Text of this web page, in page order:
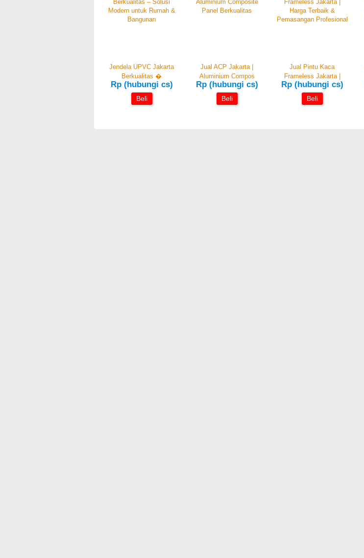
Jendela UPVC Jakarta
Berkualitas �
Rp (hubungi cs)
Beli
Jual ACP Jakarta |
Aluminium Compos
Rp (hubungi cs)
Beli
Jual Pintu Kaca
Frameless Jakarta |
Rp (hubungi cs)
Beli